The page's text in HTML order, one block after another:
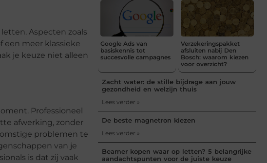
Aspecten zoals
een meer klassieke
je keuze niet alleen
Professioneel
afwerking, zonder
problemen te
van je
is dat zij vaak
Google Ads van
basiskennis tot
succesvolle campagnes
Verzekeringspakket
afsluiten nabij Den
Bosch: waarom kiezen
voor overzicht?
Zacht water: de stille bijdrage aan jouw
gezondheid en welzijn thuis
Lees verder »
De beste magnetron kiezen
Lees verder »
Beamer kopen waar op letten? 5 belangrijke
aandachtspunten voor de juiste keuze